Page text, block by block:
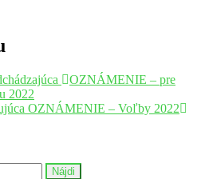
OZNÁMENIE – pre
2022
OZNÁMENIE – Voľby 2022